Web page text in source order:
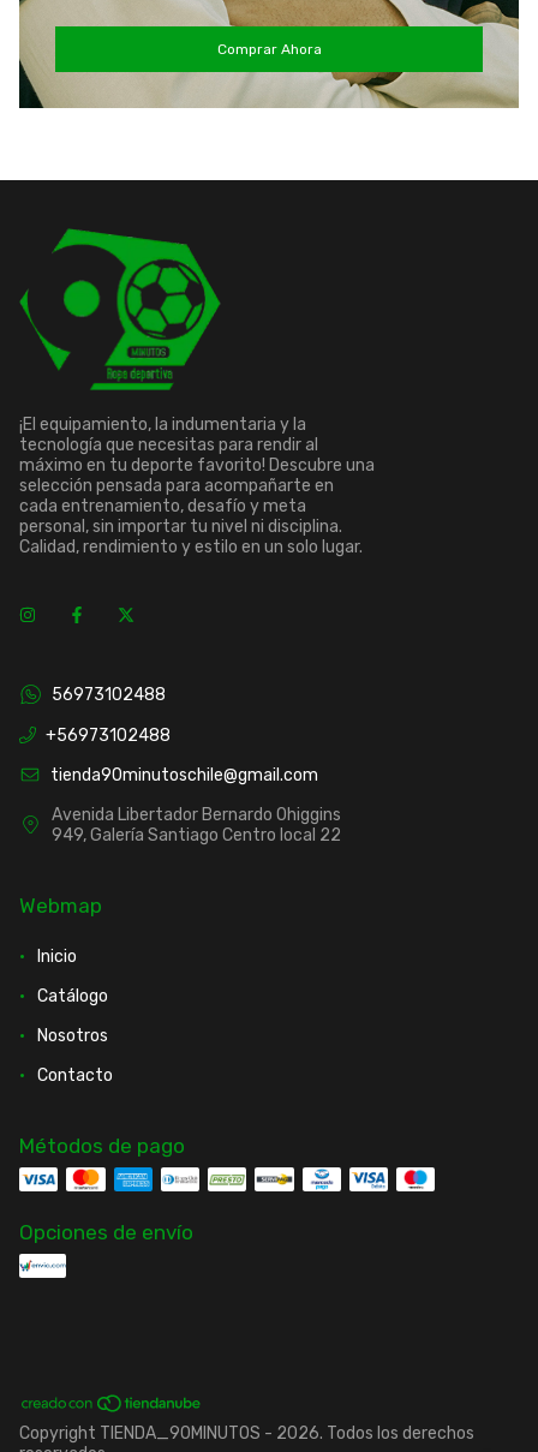
Comprar Ahora
¡El equipamiento, la indumentaria y la
tecnología que necesitas para rendir al
máximo en tu deporte favorito! Descubre una
selección pensada para acompañarte en
cada entrenamiento, desafío y meta
personal, sin importar tu nivel ni disciplina.
Calidad, rendimiento y estilo en un solo lugar.
56973102488
+56973102488
tienda90minutoschile@gmail.com
Avenida Libertador Bernardo Ohiggins
949, Galería Santiago Centro local 22
Webmap
Inicio
Catálogo
Nosotros
Contacto
Métodos de pago
Opciones de envío
Copyright TIENDA_90MINUTOS - 2026. Todos los derechos